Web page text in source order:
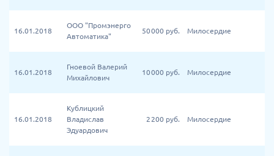
16.01.2018
ООО "Промэнерго
Автоматика"
50 000 руб. Милосердие
16.01.2018
Гноевой Валерий
Михайлович
10 000 руб. Милосердие
16.01.2018
Кублицкий
Владислав
Эдуардович
2 200 руб. Милосердие